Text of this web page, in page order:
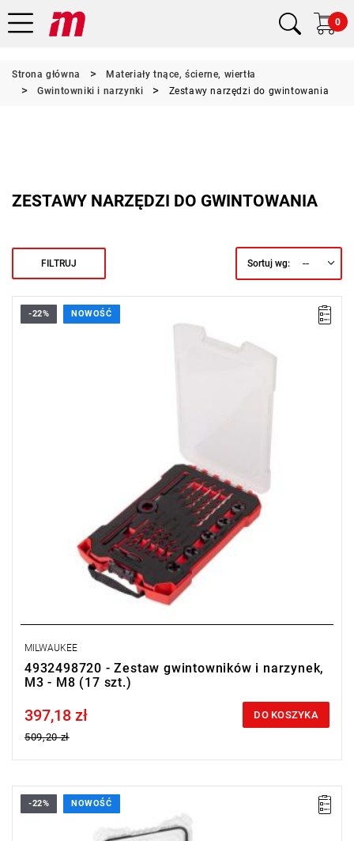
0
Strona główna
Materiały tnące, ścierne, wiertła
Gwintowniki i narzynki
Zestawy narzędzi do gwintowania
ZESTAWY NARZĘDZI DO GWINTOWANIA
FILTRUJ Sortuj wg: --
-22% NOWOŚĆ
MILWAUKEE
4932498720 - Zestaw gwintowników i narzynek,
M3 - M8 (17 szt.)
Price tax included
397,18 zł
509,20 zł
DO KOSZYKA
-22% NOWOŚĆ